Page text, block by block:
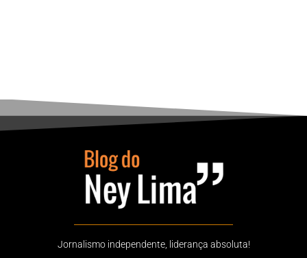
Jornalismo independente, liderança absoluta!